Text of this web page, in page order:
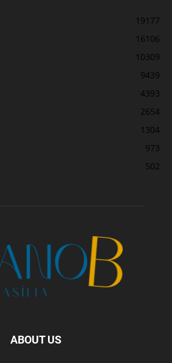
19177
16106
10309
9439
4393
2654
1304
973
502
ABOUT US